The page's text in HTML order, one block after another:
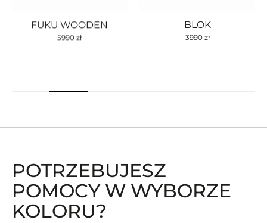
FUKU WOODEN
5990zł
BLOK
3990 zł
POTRZEBUJESZ
POMOCY W WYBORZE
KOLORU?